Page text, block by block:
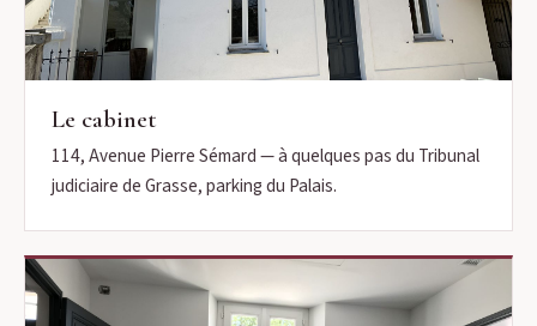
Le cabinet
114, Avenue Pierre Sémard — à quelques pas du Tribunal
judiciaire de Grasse, parking du Palais.